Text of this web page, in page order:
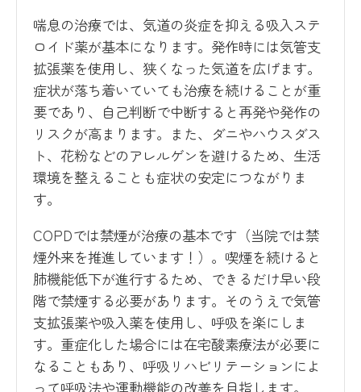
喘息の治療では、気道の炎症を抑える吸入ステ
ロイド薬が基本になります。発作時には気管支
拡張薬を使用し、狭くなった気道を広げます。
症状が落ち着いていても治療を続けることが重
要であり、自己判断で中断すると再発や発作の
リスクが高まります。また、ダニやハウスダス
ト、花粉などのアレルゲンを避けるため、生活
環境を整えることも症状の安定につながりま
す。
COPDでは禁煙が治療の基本です（当院では禁
煙外来を推進しています！）。喫煙を続けると
肺機能低下が進行するため、できるだけ早い段
階で禁煙する必要があります。そのうえで気管
支拡張薬や吸入薬を使用し、呼吸を楽にしま
す。重症化した場合には在宅酸素療法が必要に
なることもあり、呼吸リハビリテーションによ
って呼吸法や運動機能の改善を目指します。